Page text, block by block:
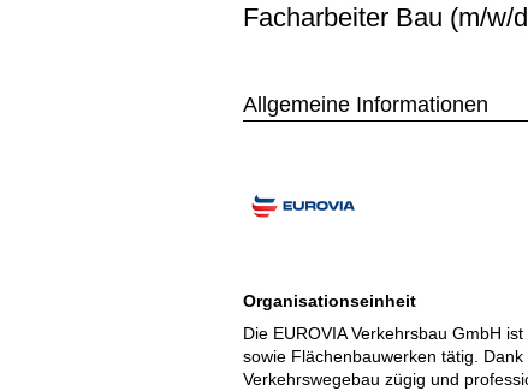
Facharbeiter Bau (m/w/
Allgemeine Informationen
Organisationseinheit
Die EUROVIA Verkehrsbau GmbH
sowie Flächenbauwerken tätig.
Verkehrswegebau zügig und